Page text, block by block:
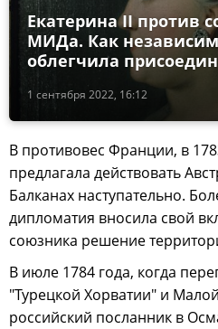
1 сентября 2022, 16:12
Екатерина II против
МИДа. Как
облегчила
В противовес Франции, в
предлагала действовать
Балканах наступательно.
дипломатия вносила свой
союзника решение
В июле 1784 года, когда
"Турецкой Хорватии" и
российский посланник в